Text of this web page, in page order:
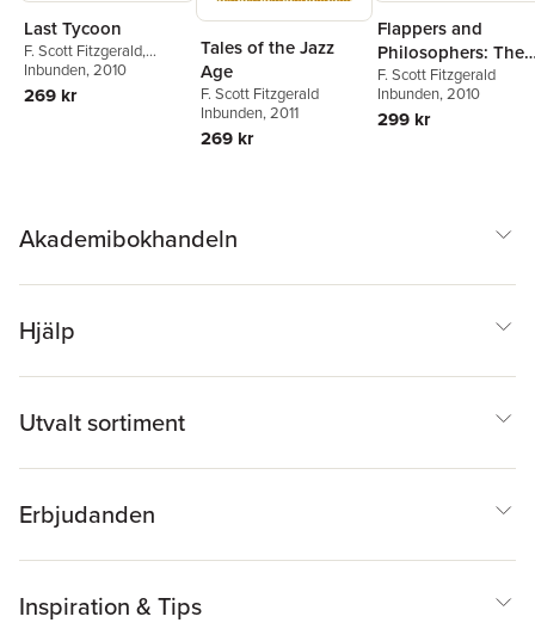
Last Tycoon
F. Scott Fitzgerald,
Edmund Wilson
Inbunden, 2010
269 kr
Tales of the Jazz
Age
F. Scott Fitzgerald
Inbunden, 2011
269 kr
Flappers and
Philosophers: The
Collected Short
Stories of F. Scott
Fitzgerald
F. Scott Fitzgerald
Inbunden, 2010
299 kr
Akademibokhandeln
Hjälp
Utvalt sortiment
Erbjudanden
Inspiration & Tips